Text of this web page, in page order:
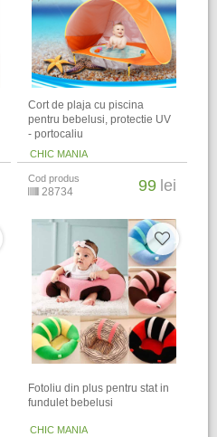
Cort de plaja cu piscina
pentru bebelusi, protectie UV
- portocaliu
CHIC MANIA
Cod produs
28734 99 lei
Fotoliu din plus pentru stat in
fundulet bebelusi
CHIC MANIA